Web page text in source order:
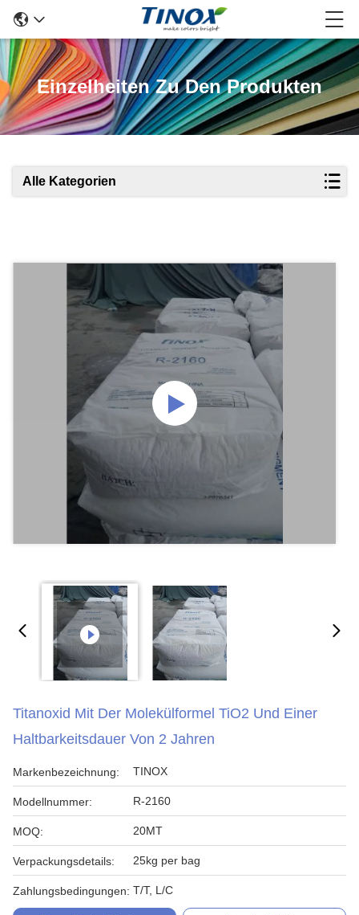
Einzelheiten Zu Den Produkten
Alle Kategorien
Titanoxid Mit Der Molekülformel TiO2 Und Einer
Haltbarkeitsdauer Von 2 Jahren
Markenbezeichnung: TINOX
Modellnummer: R-2160
MOQ: 20MT
Verpackungsdetails: 25kg per bag
Zahlungsbedingungen: T/T, L/C